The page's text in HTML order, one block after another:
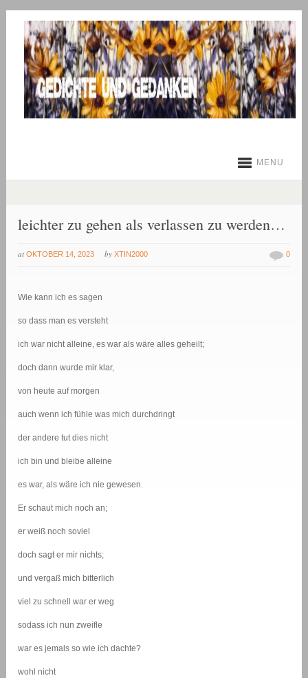
MENU
leichter zu gehen als verlassen zu werden…
at OKTOBER 14, 2023 by XTIN2000 0
Wie kann ich es sagen
so dass man es versteht
ich war nicht alleine, es war als wäre alles geheilt;
doch dann wurde mir klar,
von heute auf morgen
auch wenn ich fühle was mich durchdringt
der andere tut dies nicht
ich bin und bleibe alleine
es war, als wäre ich nie gewesen.
Er schaut mich noch an;
er weiß noch soviel
doch sagt er mir nichts;
und vergaß mich bitterlich
viel zu schnell war er weg
sodass ich nun zweifle
war es jemals so wie ich dachte?
wohl nicht